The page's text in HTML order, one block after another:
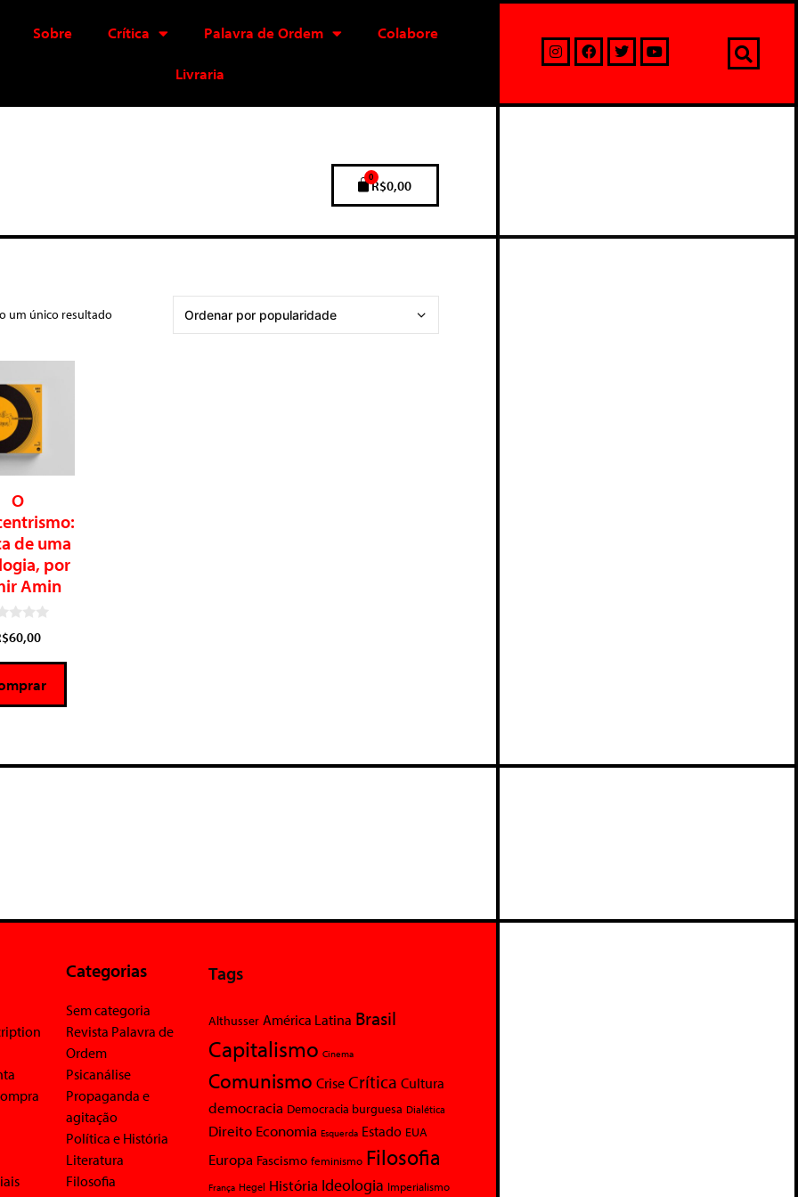
Sobre Crítica Palavra de Ordem Colabore
Livraria
R$0,00
0
um único resultado
O
de uma
por
Amin
60,00
Categorias
Sem categoria
Revista Palavra de
Ordem
Psicanálise
Propaganda e
agitação
Política e História
Literatura
Filosofia
Tags
Althusser América Latina Brasil
Capitalismo Cinema
Comunismo Crise Crítica Cultura
democracia Democracia burguesa Dialética
Direito Economia Esquerda Estado EUA
Europa Fascismo feminismo Filosofia
França Hegel História Ideologia Imperialismo